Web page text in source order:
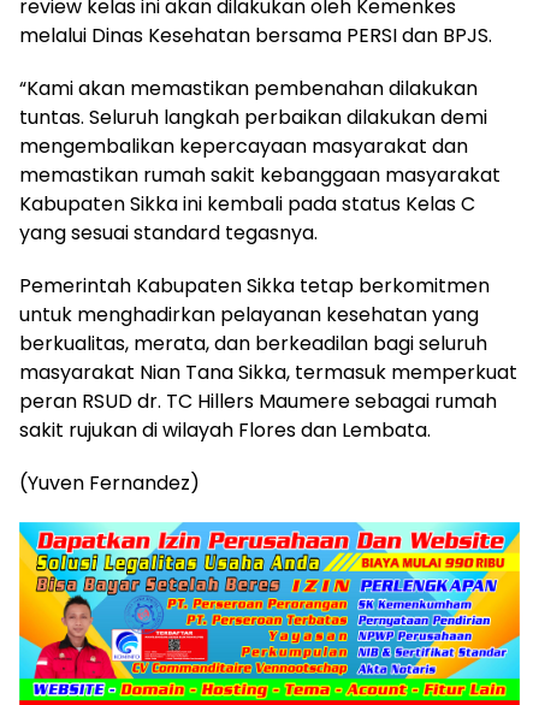
review kelas ini akan dilakukan oleh Kemenkes
melalui Dinas Kesehatan bersama PERSI dan BPJS.
“Kami akan memastikan pembenahan dilakukan
tuntas. Seluruh langkah perbaikan dilakukan demi
mengembalikan kepercayaan masyarakat dan
memastikan rumah sakit kebanggaan masyarakat
Kabupaten Sikka ini kembali pada status Kelas C
yang sesuai standard tegasnya.
Pemerintah Kabupaten Sikka tetap berkomitmen
untuk menghadirkan pelayanan kesehatan yang
berkualitas, merata, dan berkeadilan bagi seluruh
masyarakat Nian Tana Sikka, termasuk memperkuat
peran RSUD dr. TC Hillers Maumere sebagai rumah
sakit rujukan di wilayah Flores dan Lembata.
(Yuven Fernandez)